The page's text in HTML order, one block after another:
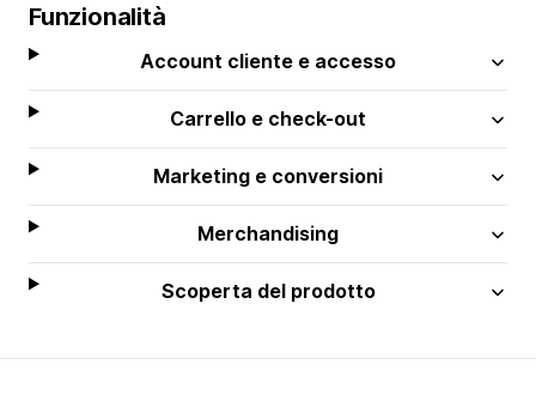
Funzionalità
Account cliente e accesso
Carrello e check-out
Marketing e conversioni
Merchandising
Scoperta del prodotto